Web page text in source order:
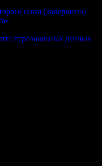
ножа (Завершено)
персональных данных